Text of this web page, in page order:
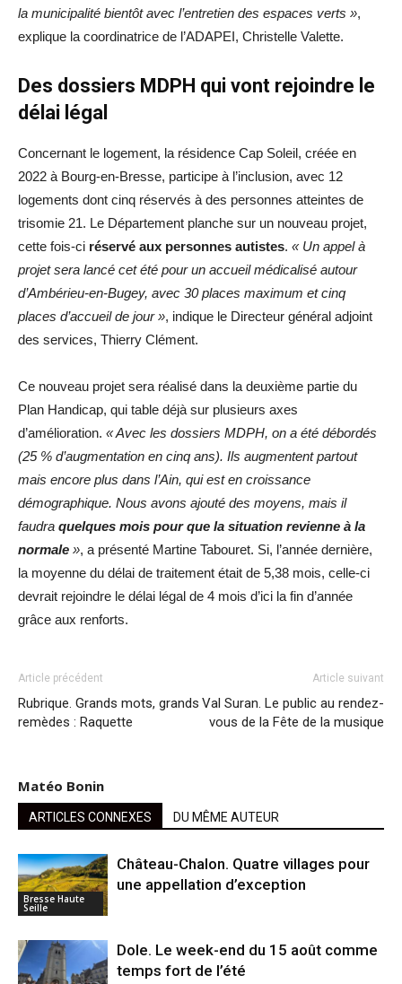
la municipalité bientôt avec l’entretien des espaces verts »,
explique la coordinatrice de l’ADAPEI, Christelle Valette.
Des dossiers MDPH qui vont rejoindre le
délai légal
Concernant le logement, la résidence Cap Soleil, créée en
2022 à Bourg-en-Bresse, participe à l’inclusion, avec 12
logements dont cinq réservés à des personnes atteintes de
trisomie 21. Le Département planche sur un nouveau projet,
cette fois-ci réservé aux personnes autistes. « Un appel à
projet sera lancé cet été pour un accueil médicalisé autour
d’Ambérieu-en-Bugey, avec 30 places maximum et cinq
places d’accueil de jour », indique le Directeur général adjoint
des services, Thierry Clément.
Ce nouveau projet sera réalisé dans la deuxième partie du
Plan Handicap, qui table déjà sur plusieurs axes
d’amélioration. « Avec les dossiers MDPH, on a été débordés
(25 % d’augmentation en cinq ans). Ils augmentent partout
mais encore plus dans l’Ain, qui est en croissance
démographique. Nous avons ajouté des moyens, mais il
faudra quelques mois pour que la situation revienne à la
normale », a présenté Martine Tabouret. Si, l’année dernière,
la moyenne du délai de traitement était de 5,38 mois, celle-ci
devrait rejoindre le délai légal de 4 mois d’ici la fin d’année
grâce aux renforts.
Article précédent
Rubrique. Grands mots, grands
remèdes : Raquette
Article suivant
Val Suran. Le public au rendez-
vous de la Fête de la musique
Matéo Bonin
ARTICLES CONNEXES DU MÊME AUTEUR
Bresse Haute
Seille
Château-Chalon. Quatre villages pour
une appellation d’exception
Dole. Le week-end du 15 août comme
temps fort de l’été